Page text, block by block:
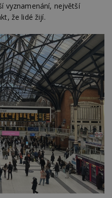
vyznamenání, největší
že lidé žijí.
soubory
soubory
Soubory cílení
soubory
umožňují základní
jako je přihlášení
stránky nelze bez
cookie správně